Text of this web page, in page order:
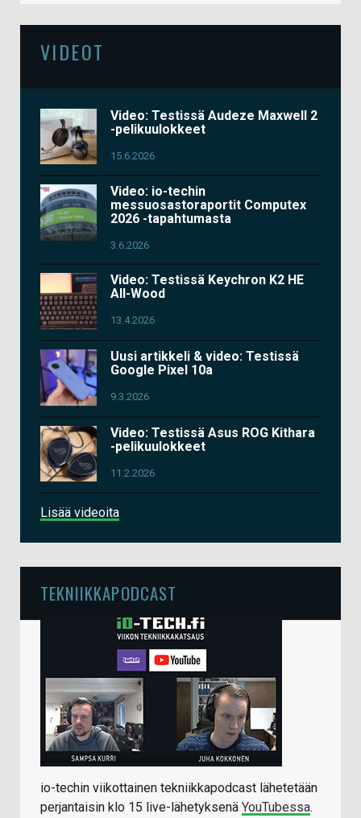
VIDEOT
Video: Testissä Audeze Maxwell 2
-pelikuulokkeet
15.6.2026
Video: io-techin
messuosastoraportit Computex
2026 -tapahtumasta
3.6.2026
Video: Testissä Keychron K2 HE
All-Wood
13.4.2026
Uusi artikkeli & video: Testissä
Google Pixel 10a
9.3.2026
Video: Testissä Asus ROG Kithara
-pelikuulokkeet
11.2.2026
Lisää videoita
TEKNIIKKAPODCAST
io-techin viikottainen tekniikkapodcast lähetetään
perjantaisin klo 15 live-lähetyksenä YouTubessa.